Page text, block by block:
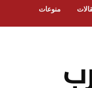
منوعات